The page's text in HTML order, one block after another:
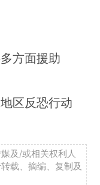
方面援助
区反恐行动
及/或相关权利人
载、摘编、复制及